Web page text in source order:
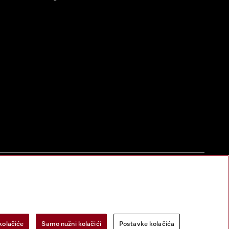
Samo nužni kolačići Postavke kolačića